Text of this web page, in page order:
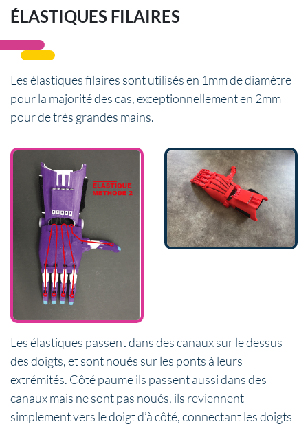
ÉLASTIQUES FILAIRES
Les élastiques filaires sont utilisés en 1mm de diamètre
pour la majorité des cas, exceptionnellement en 2mm
pour de très grandes mains.
Les élastiques passent dans des canaux sur le dessus
des doigts, et sont noués sur les ponts à leurs
extrémités. Côté paume ils passent aussi dans des
canaux mais ne sont pas noués, ils reviennent
simplement vers le doigt d’à côté, connectant les doigts